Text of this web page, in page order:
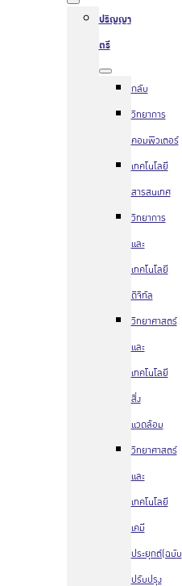
ปริญญา
ตรี
กลับ
วิทยาการ
คอมพิวเตอร์
เทคโนโลยี
สารสนเทศ
วิทยาการ
และ
เทคโนโลยี
ดิจิทัล
วิทยาศาสตร์
และ
เทคโนโลยี
สิ่ง
แวดล้อม
วิทยาศาสตร์
และ
เทคโนโลยี
เคมี
ประยุกต์(ฉบับ
ปรับปรุง